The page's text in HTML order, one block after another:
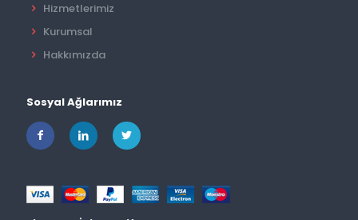
Hizmetlerimiz
Kurumsal
Hakkımızda
Sosyal Ağlarımız